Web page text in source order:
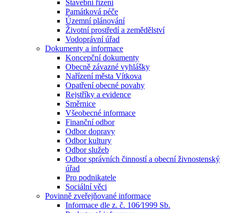
Stavební řízení
Památková péče
Územní plánování
Životní prostředí a zemědělství
Vodoprávní úřad
Dokumenty a informace
Koncepční dokumenty
Obecně závazné vyhlášky
Nařízení města Vítkova
Opatření obecné povahy
Rejstříky a evidence
Směrnice
Všeobecné informace
Finanční odbor
Odbor dopravy
Odbor kultury
Odbor služeb
Odbor správních činností a obecní živnostenský
úřad
Pro podnikatele
Sociální věci
Povinně zveřejňované informace
Informace dle z. č. 106⁄1999 Sb.